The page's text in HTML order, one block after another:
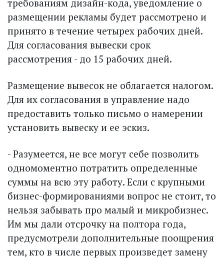
требованиям дизайн-кода, уведомление о
размещении рекламы будет рассмотрено и
принято в течение четырех рабочих дней.
Для согласования вывески срок
рассмотрения - до 15 рабочих дней.
Размещение вывесок не облагается налогом.
Для их согласования в управление надо
предоставить только письмо о намерении
установить вывеску и ее эскиз.
- Разумеется, не все могут себе позволить
одномоментно потратить определенные
суммы на всю эту работу. Если с крупными
бизнес-формированиями вопрос не стоит, то
нельзя забывать про малый и микробизнес.
Им мы дали отсрочку на полтора года,
предусмот­рели дополнительные поощрения
тем, кто в числе первых произведет замену